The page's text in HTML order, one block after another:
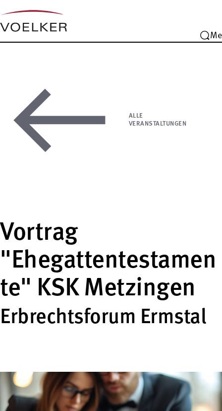
ALLE
VERANSTALTUNGEN
Vortrag
"Ehegattentestamen
te" KSK Metzingen
Erbrechtsforum Ermstal